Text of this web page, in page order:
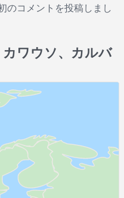
のコメントを投稿しまし
ワウソ、カルバ